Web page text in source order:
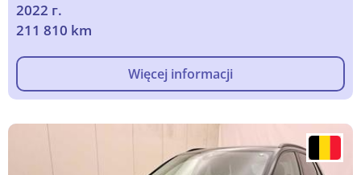
2022 г.
211 810 km
Więcej informacji